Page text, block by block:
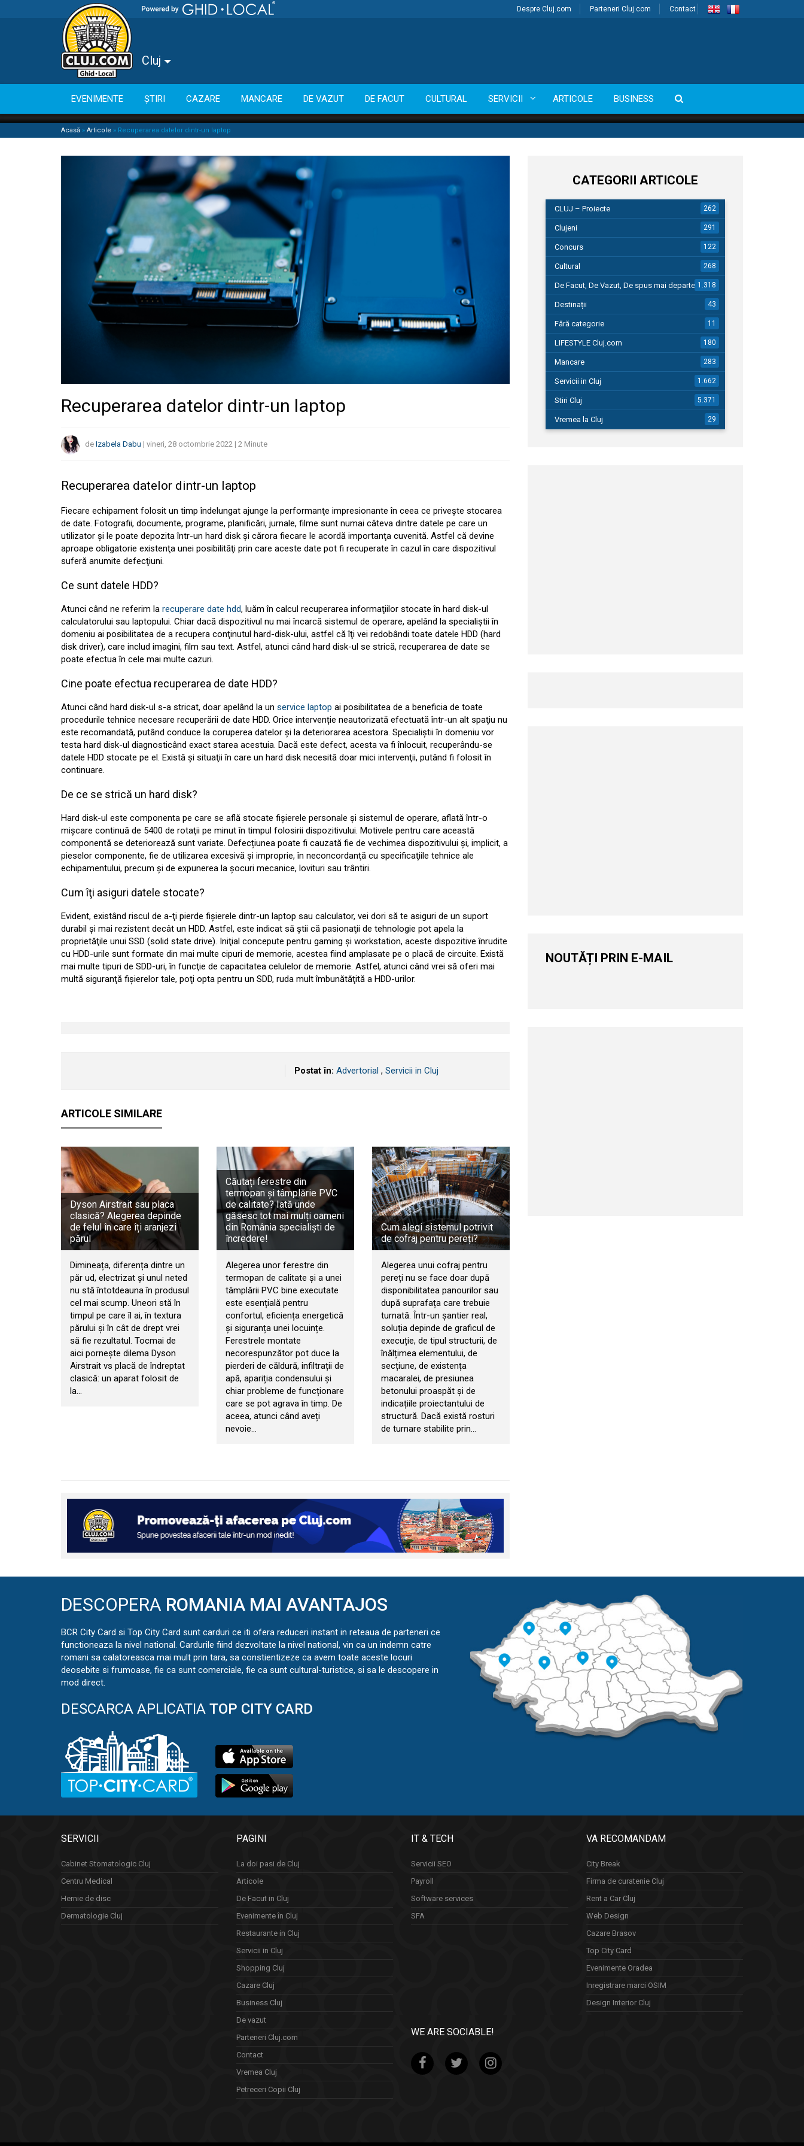
Despre Cluj.com Parteneri Cluj.com Contact
Cluj
EVENIMENTE ȘTIRI CAZARE MANCARE DE VAZUT DE FACUT CULTURAL SERVICII ARTICOLE BUSINESS
Acasă » Articole » Recuperarea datelor dintr-un laptop
Recuperarea datelor dintr-un laptop
de Izabela Dabu | vineri, 28 octombrie 2022 | 2 Minute
Recuperarea datelor dintr-un laptop
Fiecare echipament folosit un timp îndelungat ajunge la performanţe impresionante în ceea ce priveşte stocarea
de date. Fotografii, documente, programe, planificări, jurnale, filme sunt numai câteva dintre datele pe care un
utilizator şi le poate depozita într-un hard disk şi cărora fiecare le acordă importanţa cuvenită. Astfel că devine
aproape obligatorie existenţa unei posibilităţi prin care aceste date pot fi recuperate în cazul în care dispozitivul
suferă anumite defecţiuni.
Ce sunt datele HDD?
Atunci când ne referim la recuperare date hdd, luăm în calcul recuperarea informaţiilor stocate în hard disk-ul
calculatorului sau laptopului. Chiar dacă dispozitivul nu mai încarcă sistemul de operare, apelând la specialiştii în
domeniu ai posibilitatea de a recupera conţinutul hard-disk-ului, astfel că îţi vei redobândi toate datele HDD (hard
disk driver), care includ imagini, film sau text. Astfel, atunci când hard disk-ul se strică, recuperarea de date se
poate efectua în cele mai multe cazuri.
Cine poate efectua recuperarea de date HDD?
Atunci când hard disk-ul s-a stricat, doar apelând la un service laptop ai posibilitatea de a beneficia de toate
procedurile tehnice necesare recuperării de date HDD. Orice intervenție neautorizată efectuată într-un alt spaţiu nu
este recomandată, putând conduce la coruperea datelor şi la deteriorarea acestora. Specialiştii în domeniu vor
testa hard disk-ul diagnosticând exact starea acestuia. Dacă este defect, acesta va fi înlocuit, recuperându-se
datele HDD stocate pe el. Există şi situaţii în care un hard disk necesită doar mici intervenţii, putând fi folosit în
continuare.
De ce se strică un hard disk?
Hard disk-ul este componenta pe care se află stocate fişierele personale şi sistemul de operare, aflată într-o
mişcare continuă de 5400 de rotaţii pe minut în timpul folosirii dispozitivului. Motivele pentru care această
componentă se deteriorează sunt variate. Defecțiunea poate fi cauzată fie de vechimea dispozitivului şi, implicit, a
pieselor componente, fie de utilizarea excesivă şi improprie, în neconcordanţă cu specificaţiile tehnice ale
echipamentului, precum şi de expunerea la şocuri mecanice, lovituri sau trântiri.
Cum îţi asiguri datele stocate?
Evident, existând riscul de a-ţi pierde fişierele dintr-un laptop sau calculator, vei dori să te asiguri de un suport
durabil şi mai rezistent decât un HDD. Astfel, este indicat să ştii că pasionaţii de tehnologie pot apela la
proprietăţile unui SSD (solid state drive). Iniţial concepute pentru gaming şi workstation, aceste dispozitive înrudite
cu HDD-urile sunt formate din mai multe cipuri de memorie, acestea fiind amplasate pe o placă de circuite. Există
mai multe tipuri de SDD-uri, în funcţie de capacitatea celulelor de memorie. Astfel, atunci când vrei să oferi mai
multă siguranţă fişierelor tale, poţi opta pentru un SDD, ruda mult îmbunătăţită a HDD-urilor.
Postat în: Advertorial , Servicii in Cluj
ARTICOLE SIMILARE
Dyson Airstrait sau placa
clasică? Alegerea depinde
de felul în care îți aranjezi
părul
Dimineața, diferența dintre un
păr ud, electrizat și unul neted
nu stă întotdeauna în produsul
cel mai scump. Uneori stă în
timpul pe care îl ai, în textura
părului și în cât de drept vrei
să fie rezultatul. Tocmai de
aici pornește dilema Dyson
Airstrait vs placă de îndreptat
clasică: un aparat folosit de
la…
Căutați ferestre din
termopan și tâmplărie PVC
de calitate? Iată unde
găsesc tot mai mulți oameni
din România specialiști de
încredere!
Alegerea unor ferestre din
termopan de calitate și a unei
tâmplării PVC bine executate
este esențială pentru
confortul, eficiența energetică
și siguranța unei locuințe.
Ferestrele montate
necorespunzător pot duce la
pierderi de căldură, infiltrații de
apă, apariția condensului și
chiar probleme de funcționare
care se pot agrava în timp. De
aceea, atunci când aveți
nevoie…
Cum alegi sistemul potrivit
de cofraj pentru pereți?
Alegerea unui cofraj pentru
pereți nu se face doar după
disponibilitatea panourilor sau
după suprafața care trebuie
turnată. Într-un șantier real,
soluția depinde de graficul de
execuție, de tipul structurii, de
înălțimea elementului, de
secțiune, de existența
macaralei, de presiunea
betonului proaspăt și de
indicațiile proiectantului de
structură. Dacă există rosturi
de turnare stabilite prin…
CATEGORII ARTICOLE
CLUJ – Proiecte 262
Clujeni 291
Concurs 122
Cultural 268
De Facut, De Vazut, De spus mai departe…1.318
Destinații 43
Fără categorie 11
LIFESTYLE Cluj.com 180
Mancare 283
Servicii in Cluj 1.662
Stiri Cluj 5.371
Vremea la Cluj 29
NOUTĂȚI PRIN E-MAIL
DESCOPERA ROMANIA MAI AVANTAJOS
BCR City Card si Top City Card sunt carduri ce iti ofera reduceri instant in reteaua de parteneri ce
functioneaza la nivel national. Cardurile fiind dezvoltate la nivel national, vin ca un indemn catre
romani sa calatoreasca mai mult prin tara, sa constientizeze ca avem toate aceste locuri
deosebite si frumoase, fie ca sunt comerciale, fie ca sunt cultural-turistice, si sa le descopere in
mod direct.
DESCARCA APLICATIA TOP CITY CARD
SERVICII
Cabinet Stomatologic Cluj
Centru Medical
Hernie de disc
Dermatologie Cluj
PAGINI
La doi pasi de Cluj
Articole
De Facut in Cluj
Evenimente în Cluj
Restaurante in Cluj
Servicii in Cluj
Shopping Cluj
Cazare Cluj
Business Cluj
De vazut
Parteneri Cluj.com
Contact
Vremea Cluj
Petreceri Copii Cluj
IT & TECH
Servicii SEO
Payroll
Software services
SFA
VA RECOMANDAM
City Break
Firma de curatenie Cluj
Rent a Car Cluj
Web Design
Cazare Brasov
Top City Card
Evenimente Oradea
Inregistrare marci OSIM
Design Interior Cluj
WE ARE SOCIABLE!